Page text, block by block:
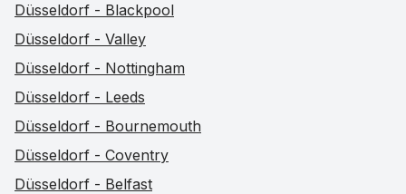
Düsseldorf - Blackpool
Düsseldorf - Valley
Düsseldorf - Nottingham
Düsseldorf - Leeds
Düsseldorf - Bournemouth
Düsseldorf - Coventry
Düsseldorf - Belfast